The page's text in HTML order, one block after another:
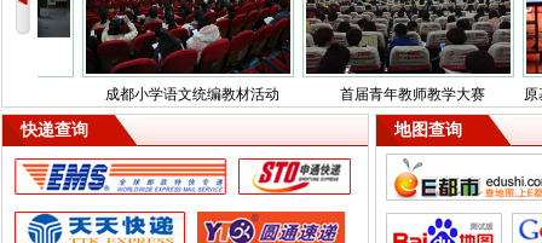
都小学语文统编教材活动 首届青年教师教学大赛 原基础教育司司长
快递查询 地图查询